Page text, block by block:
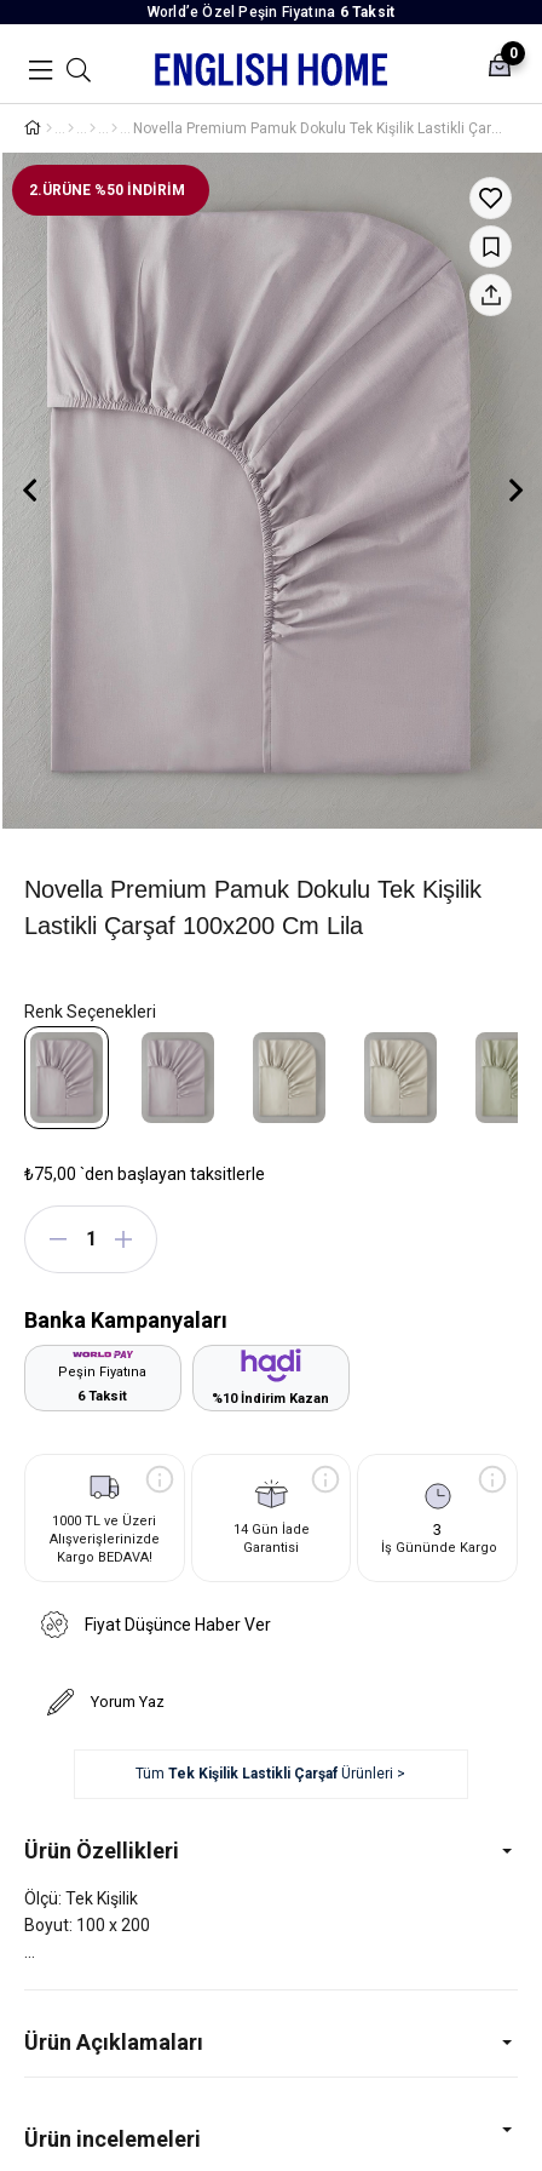
World’e Özel Peşin Fiyatına 6 Taksit
0
Novella Premium Pamuk Dokulu Tek Kişilik Lastikli Çarşaf 100x200 cm Lila
2.ÜRÜNE %50 İNDİRİM
Novella Premium Pamuk Dokulu Tek Kişilik
Lastikli Çarşaf 100x200 Cm Lila
₺75,00 `den başlayan taksitlerle
Banka Kampanyaları
Peşin Fiyatına
6 Taksit
%10 İndirim Kazan
1000 TL ve Üzeri
Alışverişlerinizde
Kargo BEDAVA!
14 Gün İade
Garantisi
3
İş Gününde Kargo
Fiyat Düşünce Haber Ver
Yorum Yaz
TümTek Kişilik Lastikli Çarşaf Ürünleri >
Ürün Özellikleri
Ölçü: Tek Kişilik
Boyut: 100 x 200
Ürün Açıklamaları